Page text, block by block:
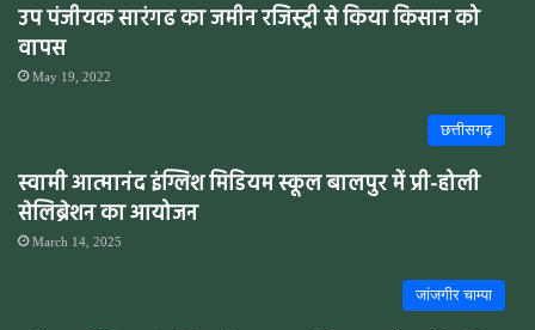
उप पंजीयक सारंगढ का जमीन रजिस्ट्री से किया किसान को
वापस
May 19, 2022
छत्तीसगढ़
स्वामी आत्मानंद इंग्लिश मिडियम स्कूल बालपुर में प्री-होली
सेलिब्रेशन का आयोजन
March 14, 2025
जांजगीर चाम्पा